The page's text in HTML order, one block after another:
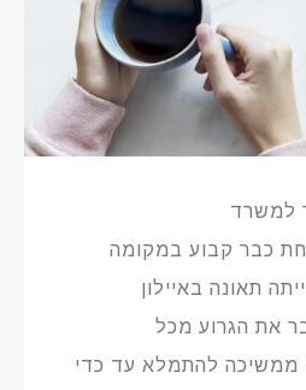
למשרד
כבר קבוע במקומה
תאונה באיילון
את הגרוע מכל
ממשיכה להתמלא עד כדי